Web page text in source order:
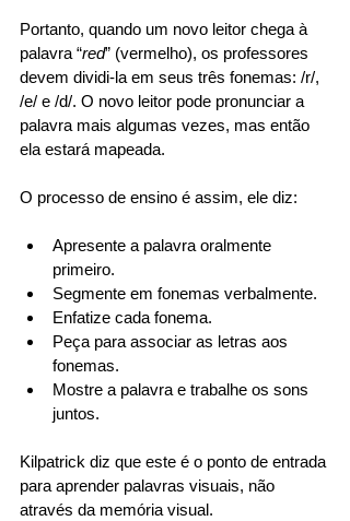
Portanto, quando um novo leitor chega à
palavra “red” (vermelho), os professores
devem dividi-la em seus três fonemas: /r/,
/e/ e /d/. O novo leitor pode pronunciar a
palavra mais algumas vezes, mas então
ela estará mapeada.
O processo de ensino é assim, ele diz:
Apresente a palavra oralmente
primeiro.
Segmente em fonemas verbalmente.
Enfatize cada fonema.
Peça para associar as letras aos
fonemas.
Mostre a palavra e trabalhe os sons
juntos.
Kilpatrick diz que este é o ponto de entrada
para aprender palavras visuais, não
através da memória visual.